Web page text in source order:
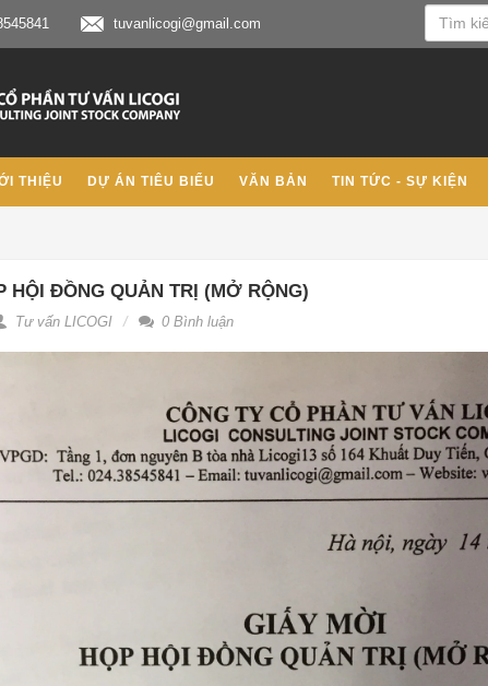
tuvanlicogi@gmail.com
THIỆU DỰ ÁN TIÊU BIỂU VĂN BẢN TIN TỨC - SỰ KIỆN
HỘI ĐỒNG QUẢN TRỊ (MỞ RỘNG)
Tư vấn LICOGI 0 Bình luận